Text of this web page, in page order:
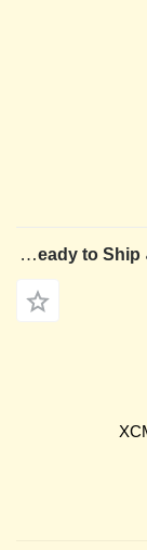
XCMG 2025 33m Pump Truck ذات شاسيه Howo Ready to Ship